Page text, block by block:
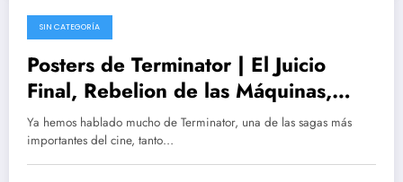
08/07/2015
SIN CATEGORÍA
Posters de Terminator | El Juicio
Final, Rebelion de las Máquinas,
Salvation, Chronicles y Genesis
Ya hemos hablado mucho de Terminator, una de las sagas más
importantes del cine, tanto…